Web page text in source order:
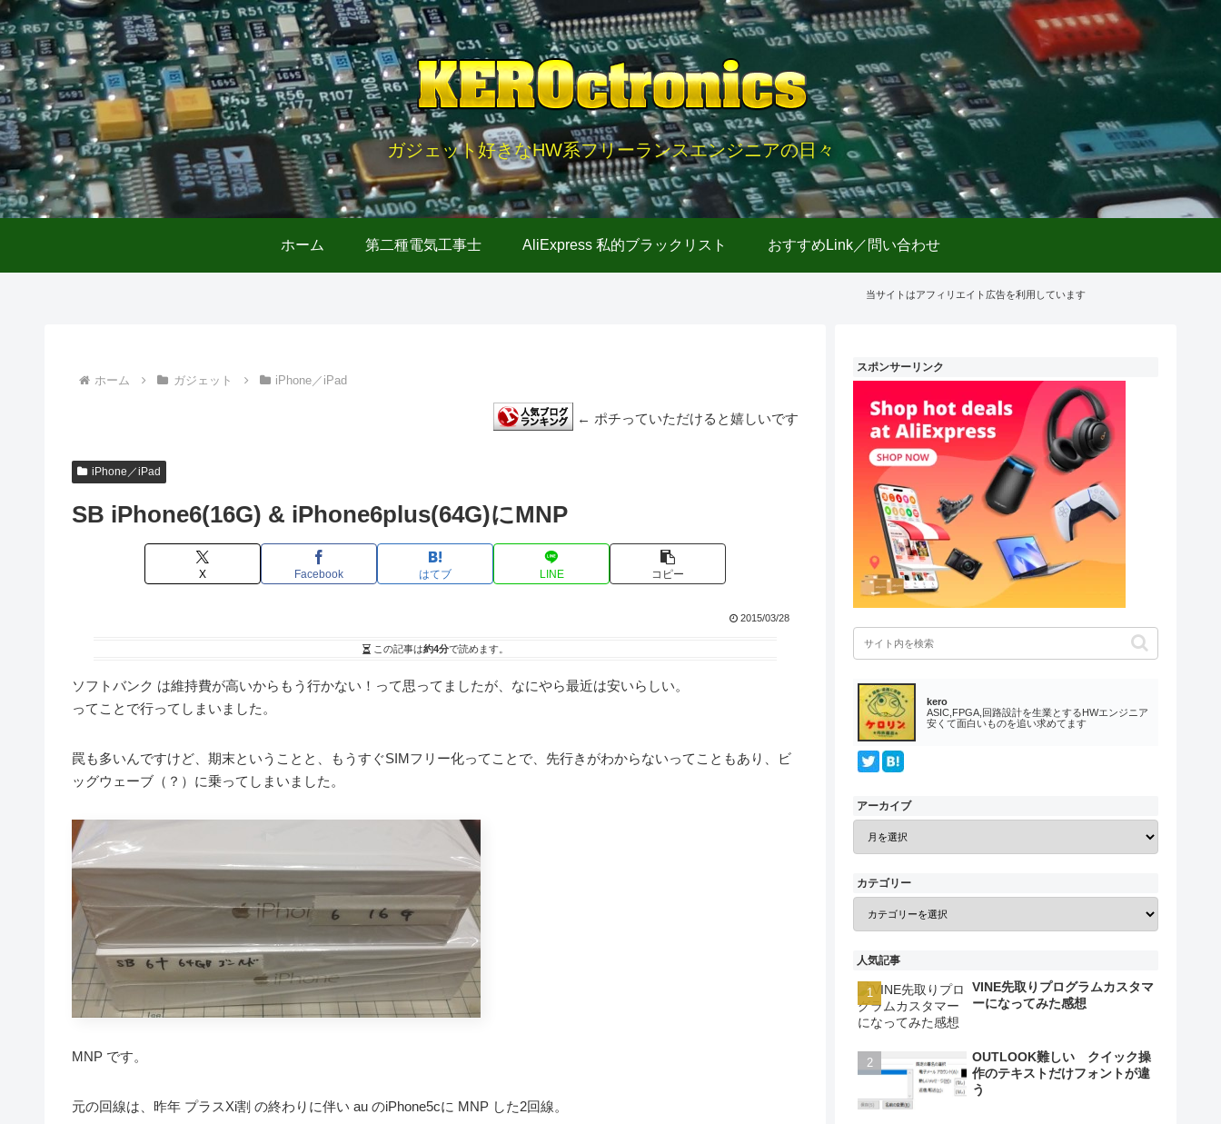
ガジェット好きなHW系フリーランスエンジニアの日々
ホーム 第二種電気工事士 AliExpress 私的ブラックリスト おすすめLink／問い合わせ
当サイトはアフィリエイト広告を利用しています
ホーム ガジェット iPhone／iPad
← ポチっていただけると嬉しいです
iPhone／iPad
SB iPhone6(16G) & iPhone6plus(64G)にMNP
X Facebook はてブ LINE コピー
2015/03/28
この記事は約4分で読めます。
ソフトバンク は維持費が高いからもう行かない！って思ってましたが、なにやら最近は安いらしい。
ってことで行ってしまいました。
罠も多いんですけど、期末ということと、もうすぐSIMフリー化ってことで、先行きがわからないってこともあり、ビ
ッグウェーブ（？）に乗ってしまいました。
MNP です。
元の回線は、昨年 プラスXi割 の終わりに伴い au のiPhone5cに MNP した2回線。
スポンサーリンク
kero
ASIC,FPGA,回路設計を生業とするHWエンジニア
安くて面白いものを追い求めてます
アーカイブ
カテゴリー
人気記事
VINE先取りプログラムカスタマ
ーになってみた感想
OUTLOOK難しい クイック操
作のテキストだけフォントが違
う